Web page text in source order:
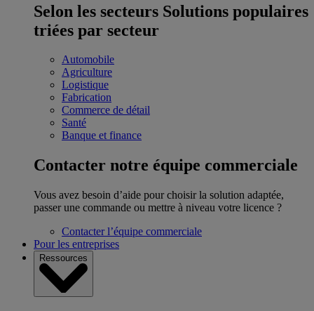
Selon les secteurs Solutions populaires
triées par secteur
Automobile
Agriculture
Logistique
Fabrication
Commerce de détail
Santé
Banque et finance
Contacter notre équipe commerciale
Vous avez besoin d’aide pour choisir la solution adaptée,
passer une commande ou mettre à niveau votre licence ?
Contacter l’équipe commerciale
Pour les entreprises
Ressources